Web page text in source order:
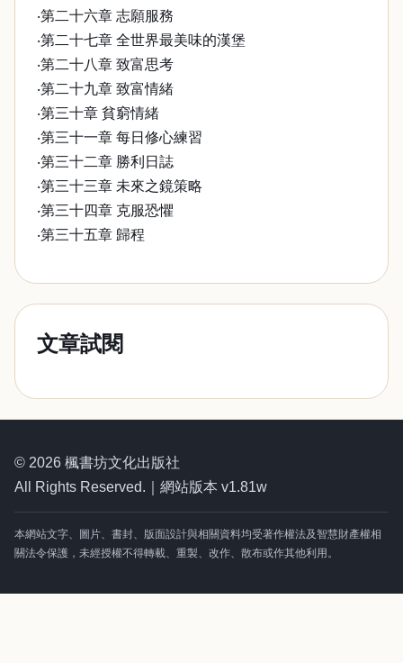
‧第二十六章 志願服務
‧第二十七章 全世界最美味的漢堡
‧第二十八章 致富思考
‧第二十九章 致富情緒
‧第三十章 貧窮情緒
‧第三十一章 每日修心練習
‧第三十二章 勝利日誌
‧第三十三章 未來之鏡策略
‧第三十四章 克服恐懼
‧第三十五章 歸程
文章試閱
© 2026 楓書坊文化出版社
All Rights Reserved.｜網站版本 v1.81w
本網站文字、圖片、書封、版面設計與相關資料均受著作權法及智慧財產權相
關法令保護，未經授權不得轉載、重製、改作、散布或作其他利用。